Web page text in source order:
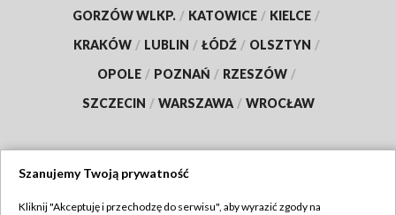
GORZÓW WLKP. / KATOWICE / KIELCE /
KRAKÓW / LUBLIN / ŁÓDŹ / OLSZTYN /
OPOLE / POZNAŃ / RZESZÓW /
SZCZECIN / WARSZAWA / WROCŁAW
Szanujemy Twoją prywatność
Kliknij "Akceptuję i przechodzę do serwisu", aby wyrazić zgody na